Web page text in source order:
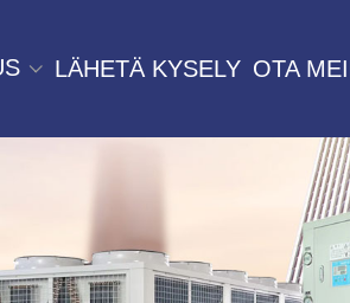
LÄHETÄ KYSELY OTA